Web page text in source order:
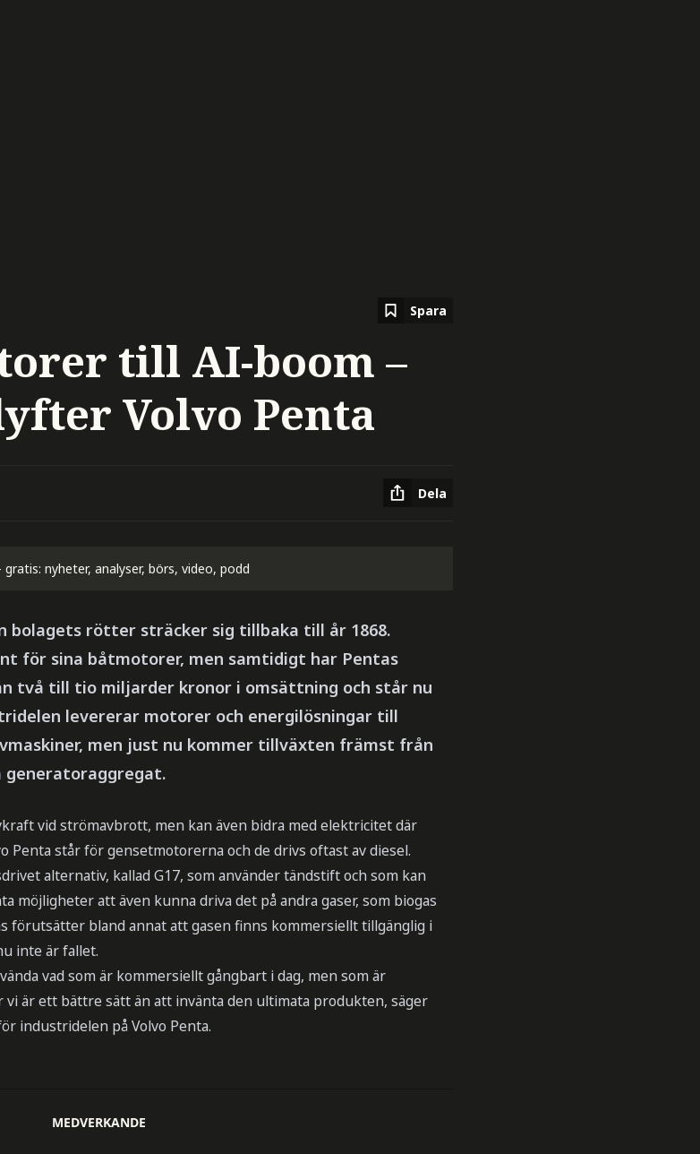
Spara
till AI-boom –
Volvo Penta
Dela
gratis: nyheter, analyser, börs, video, podd
bolagets rötter sträcker sig tillbaka till år 1868.
för sina båtmotorer, men samtidigt har Pentas
två till tio miljarder kronor i omsättning och står nu
levererar motorer och energilösningar till
men just nu kommer tillväxten främst från
generatoraggregat.
vid strömavbrott, men kan även bidra med elektricitet där
står för gensetmotorerna och de drivs oftast av diesel.
alternativ, kallad G17, som använder tändstift och som kan
möjligheter att även kunna driva det på andra gaser, som biogas
förutsätter bland annat att gasen finns kommersiellt tillgänglig i
inte är fallet.
vad som är kommersiellt gångbart i dag, men som är
är ett bättre sätt än att invänta den ultimata produkten, säger
industridelen på Volvo Penta.
MEDVERKANDE